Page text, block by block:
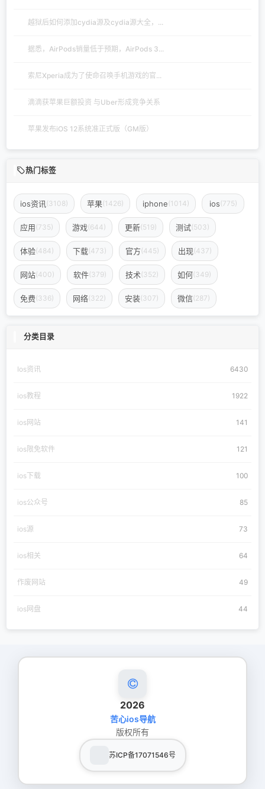
越狱后如何添加cydia源及cydia源大全，...
据悉，AirPods销量低于预期，AirPods 3...
索尼Xperia成为了使命召唤手机游戏的官...
滴滴获苹果巨额投资 与Uber形成竞争关系
苹果发布iOS 12系统准正式版（GM版）
热门标签
ios资讯 (3108) 苹果(1426) iphone(1014) ios(775)
应用(735) 游戏(644) 更新(519) 测试(503)
体验(484) 下载(473) 官方(445) 出现(437)
网站(400) 软件(379) 技术(352) 如何(349)
免费(336) 网络(322) 安装(307) 微信(287)
分类目录
Ios资讯 6430
ios教程 1922
ios网站 141
ios限免软件 121
ios下载 100
ios公众号 85
ios源 73
ios相关 64
作废网站 49
ios网盘 44
2026
苦心ios导航
版权所有
苏ICP备17071546号